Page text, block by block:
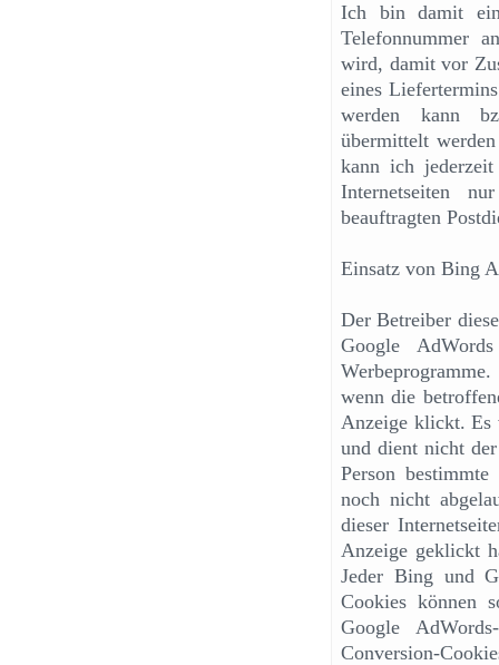
Ich bin damit
Telefonnummer
wird, damit vor
eines
werden kann
übermittelt
kann ich
Internetseiten
beauftragten
Einsatz von Bing
Der Betreiber
Google
wenn die
Anzeige klickt. Es
und dient nicht
Person
noch nicht
dieser
Anzeige geklickt
Jeder Bing und
Cookies können
Google
Conversion-